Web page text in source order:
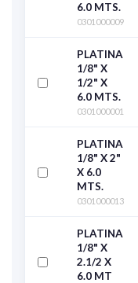
6.0 MTS.
0301000009
PLATINA
1/8" X
1/2" X
6.0 MTS.
0301000001
PLATINA
1/8" X 2"
X 6.0
MTS.
0301000013
PLATINA
1/8" X
2.1/2 X
6.0 MT